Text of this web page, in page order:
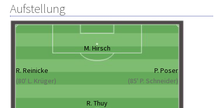
Aufstellung
M. Hirsch
R. Reinicke
(80' L. Krüger)
P. Poser
(85' P. Schneider)
R. Thuy